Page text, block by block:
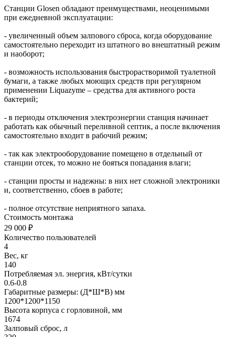
Станции Glosen обладают преимуществами, неоценимыми
при ежедневной эксплуатации:
- увеличенный объем залпового сброса, когда оборудование
самостоятельно переходит из штатного во внештатный режим
и наоборот;
- возможность использования быстрорастворимой туалетной
бумаги, а также любых моющих средств при регулярном
применении Liquazyme – средства для активного роста
бактерий;
- в периоды отключения электроэнергии станция начинает
работать как обычный переливной септик, а после включения
самостоятельно входит в рабочий режим;
- так как электрооборудование помещено в отдельный от
станции отсек, то можно не бояться попадания влаги;
- станции просты и надежны: в них нет сложной электроники
и, соответственно, сбоев в работе;
- полное отсутствие неприятного запаха.
Стоимость монтажа
29 000 ₽
Количество пользователей
4
Вес, кг
140
Потребляемая эл. энергия, кВт/сутки
0.6-0.8
Габаритные размеры: (Д*Ш*В) мм
1200*1200*1150
Высота корпуса с горловиной, мм
1674
Залповый сброс, л